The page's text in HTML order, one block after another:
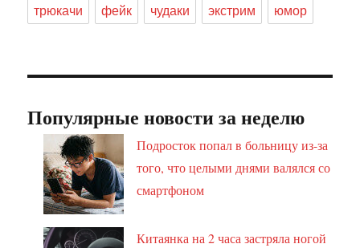
трюкачи
фейк чудаки экстрим юмор
Популярные новости за неделю
Подросток попал в больницу из-за
того, что целыми днями валялся со
смартфоном
Китаянка на 2 часа застряла ногой